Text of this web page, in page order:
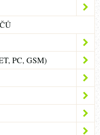
PC, GSM)